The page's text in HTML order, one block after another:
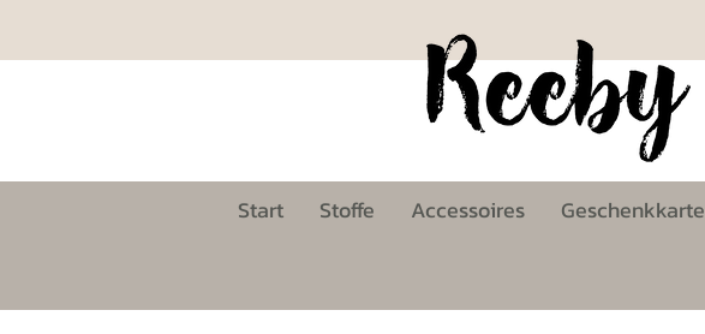
Start Stoffe Accessoires Geschenkkarte